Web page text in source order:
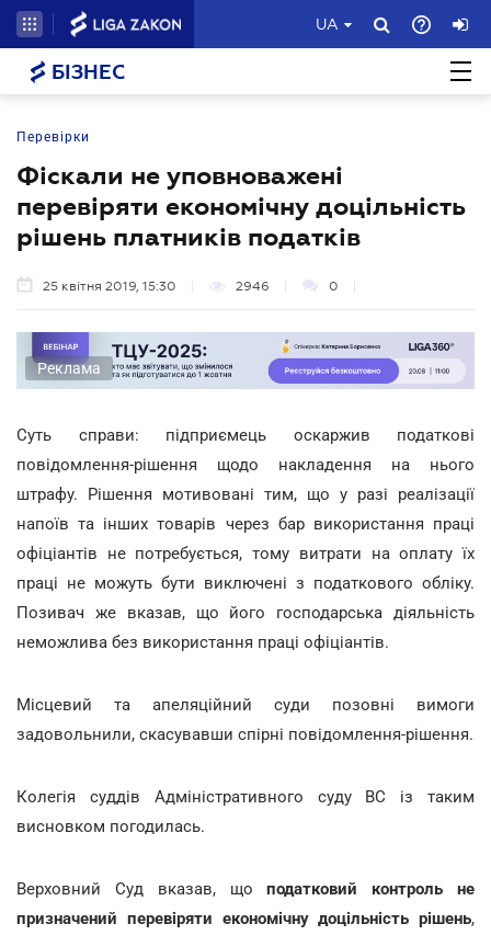
UA
БІЗНЕС
Перевірки
Фіскали не уповноважені
перевіряти економічну доцільність
рішень платників податків
25 квітня 2019, 15:30 2946 0
Реклама
Суть справи: підприємець оскаржив податкові
повідомлення-рішення щодо накладення на нього
штрафу. Рішення мотивовані тим, що у разі реалізації
напоїв та інших товарів через бар використання праці
офіціантів не потребується, тому витрати на оплату їх
праці не можуть бути виключені з податкового обліку.
Позивач же вказав, що його господарська діяльність
неможлива без використання праці офіціантів.
Місцевий та апеляційний суди позовні вимоги
задовольнили, скасувавши спірні повідомлення-рішення.
Колегія суддів Адміністративного суду ВС із таким
висновком погодилась.
Верховний Суд вказав, щоподатковий контроль не
призначений перевіряти економічну доцільність рішень,